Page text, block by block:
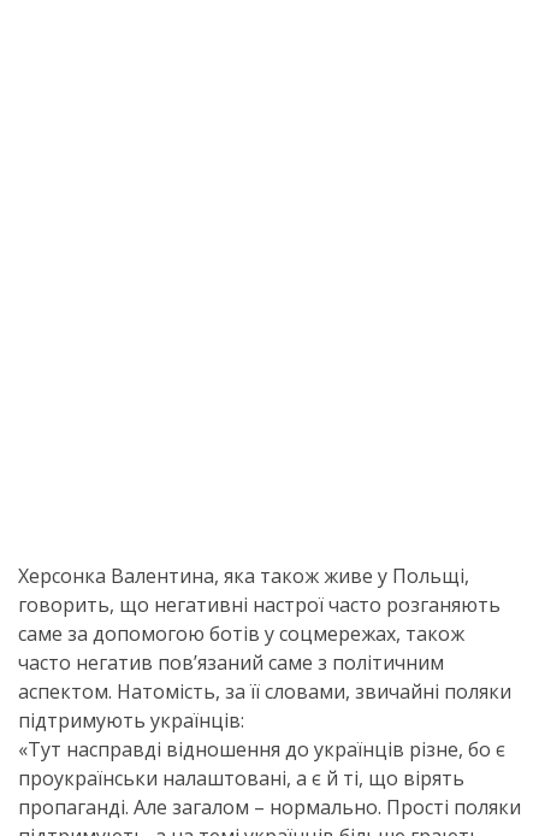
Херсонка Валентина, яка також живе у Польщі,
говорить, що негативні настрої часто розганяють
саме за допомогою ботів у соцмережах, також
часто негатив пов’язаний саме з політичним
аспектом. Натомість, за її словами, звичайні поляки
підтримують українців:
«Тут насправді відношення до українців різне, бо є
проукраїнськи налаштовані, а є й ті, що вірять
пропаганді. Але загалом – нормально. Прості поляки